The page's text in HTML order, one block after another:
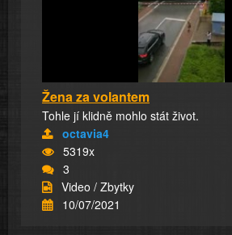
Žena za volantem
Tohle jí klidně mohlo stát život.
octavia4
5319x
3
Video / Zbytky
10/07/2021